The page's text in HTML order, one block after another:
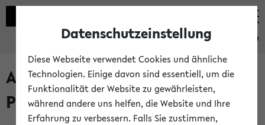
eKVV
Alle noch stattfindenden
Prüfungen
Datenschutzeinstellung
Diese Webseite verwendet Cookies und ähnliche
Technologien. Einige davon sind essentiell, um die
Funktionalität der Website zu gewährleisten,
während andere uns helfen, die Website und Ihre
Erfahrung zu verbessern. Falls Sie zustimmen,